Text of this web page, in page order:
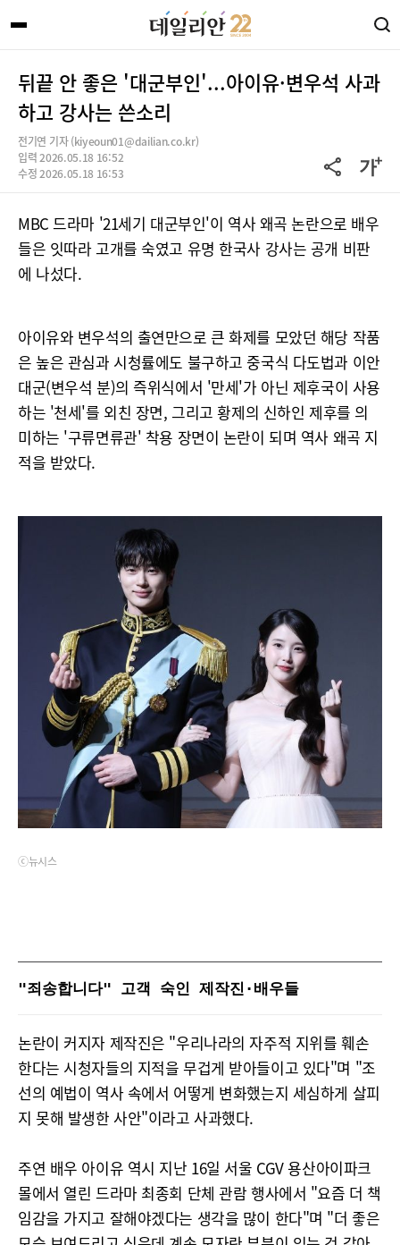
뒤끝 안 좋은 '대군부인'...아이유·변우석 사과
하고 강사는 쓴소리
전기연 기자 (kiyeoun01@dailian.co.kr)
입력 2026.05.18 16:52
수정 2026.05.18 16:53
MBC 드라마 '21세기 대군부인'이 역사 왜곡 논란으로 배우
들은 잇따라 고개를 숙였고 유명 한국사 강사는 공개 비판
에 나섰다.
아이유와 변우석의 출연만으로 큰 화제를 모았던 해당 작품
은 높은 관심과 시청률에도 불구하고 중국식 다도법과 이안
대군(변우석 분)의 즉위식에서 '만세'가 아닌 제후국이 사용
하는 '천세'를 외친 장면, 그리고 황제의 신하인 제후를 의
미하는 '구류면류관' 착용 장면이 논란이 되며 역사 왜곡 지
적을 받았다.
ⓒ뉴시스
"죄송합니다" 고객 숙인 제작진·배우들
논란이 커지자 제작진은 "우리나라의 자주적 지위를 훼손
한다는 시청자들의 지적을 무겁게 받아들이고 있다"며 "조
선의 예법이 역사 속에서 어떻게 변화했는지 세심하게 살피
지 못해 발생한 사안"이라고 사과했다.
주연 배우 아이유 역시 지난 16일 서울 CGV 용산아이파크
몰에서 열린 드라마 최종회 단체 관람 행사에서 "요즘 더 책
임감을 가지고 잘해야겠다는 생각을 많이 한다"며 "더 좋은